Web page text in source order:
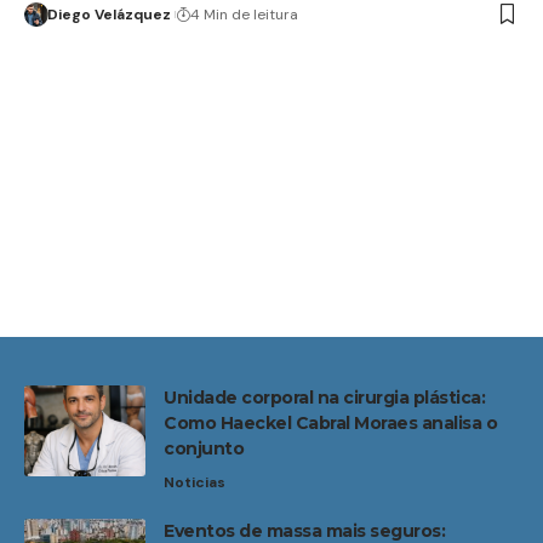
Diego Velázquez 4 Min de leitura
Unidade corporal na cirurgia plástica:
Como Haeckel Cabral Moraes analisa o
conjunto
Noticias
Eventos de massa mais seguros: